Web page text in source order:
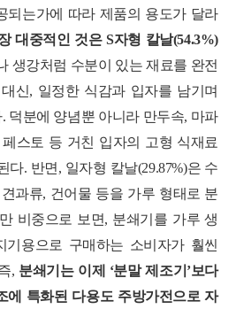
되는가에 따라 제품의 용도가 달라
대중적인 것은 S자형 칼날(54.3%)
생강처럼 수분이 있는 재료를 완전
신, 일정한 식감과 입자를 남기며
덕분에 양념뿐 아니라 만두속, 마파
스토 등 거친 입자의 고형 식재료
다. 반면, 일자형 칼날(29.87%)은 수
과류, 건어물 등을 가루 형태로 분
비중으로 보면, 분쇄기를 가루 생
기용으로 구매하는 소비자가 훨씬
, 분쇄기는 이제 ‘분말 제조기’보다
에 특화된 다용도 주방가전으로 자